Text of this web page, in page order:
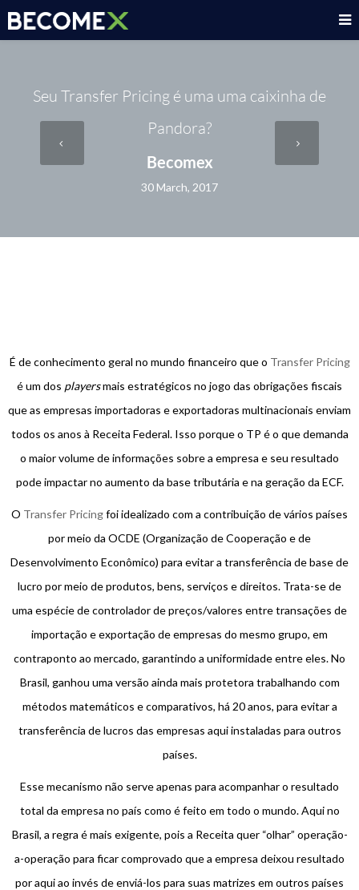
Seu Transfer Pricing é uma uma caixinha de
Pandora?
Becomex
30 March, 2017
É de conhecimento geral no mundo financeiro que o Transfer Pricing
é um dos playersmais estratégicos no jogo das obrigações fiscais
que as empresas importadoras e exportadoras multinacionais enviam
todos os anos à Receita Federal. Isso porque o TP é o que demanda
o maior volume de informações sobre a empresa e seu resultado
pode impactar no aumento da base tributária e na geração da ECF.
O Transfer Pricingfoi idealizado com a contribuição de vários países
por meio da OCDE (Organização de Cooperação e de
Desenvolvimento Econômico) para evitar a transferência de base de
lucro por meio de produtos, bens, serviços e direitos. Trata-se de
uma espécie de controlador de preços/valores entre transações de
importação e exportação de empresas do mesmo grupo, em
contraponto ao mercado, garantindo a uniformidade entre eles. No
Brasil, ganhou uma versão ainda mais protetora trabalhando com
métodos matemáticos e comparativos, há 20 anos, para evitar a
transferência de lucros das empresas aqui instaladas para outros
países.
Esse mecanismo não serve apenas para acompanhar o resultado
total da empresa no país como é feito em todo o mundo. Aqui no
Brasil, a regra é mais exigente, pois a Receita quer “olhar” operação-
a-operação para ficar comprovado que a empresa deixou resultado
por aqui ao invés de enviá-los para suas matrizes em outros países